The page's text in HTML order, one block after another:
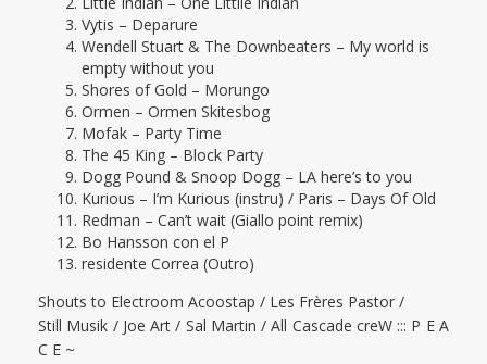
Vytis – Deparure
Wendell Stuart & The Downbeaters – My world is
empty without you
Shores of Gold – Morungo
Ormen – Ormen Skitesbog
Mofak – Party Time
The 45 King – Block Party
Dogg Pound & Snoop Dogg – LA here’s to you
Kurious – I’m Kurious (instru) / Paris – Days Of Old
Redman – Can’t wait (Giallo point remix)
Bo Hansson con el P
residente Correa (Outro)
Shouts to Electroom Acoostap / Les Frères Pastor /
Still Musik / Joe Art / Sal Martin / All Cascade creW ::: P E A
C E ~